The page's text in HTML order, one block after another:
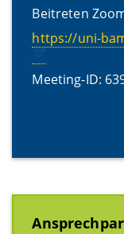
Beitreten
https://uni-
Meeting-ID: